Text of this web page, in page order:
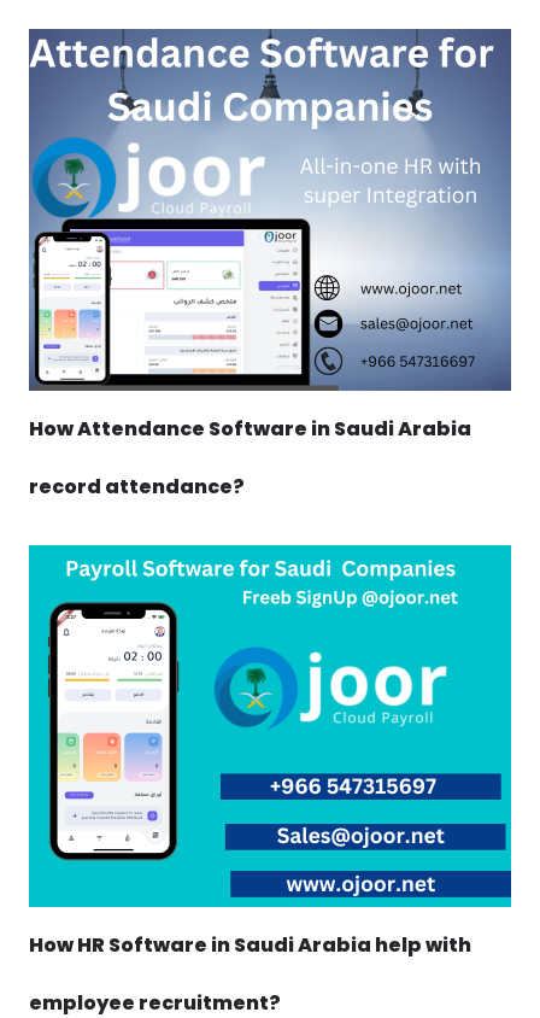
How Attendance Software in Saudi Arabia
record attendance?
How HR Software in Saudi Arabia help with
employee recruitment?